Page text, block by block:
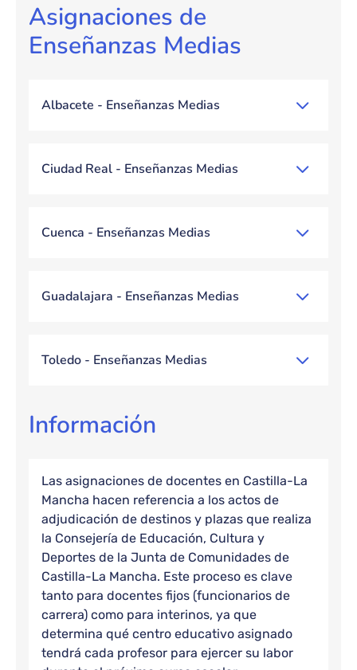
Asignaciones de
Enseñanzas Medias
Albacete - Enseñanzas Medias
Ciudad Real - Enseñanzas Medias
Cuenca - Enseñanzas Medias
Guadalajara - Enseñanzas Medias
Toledo - Enseñanzas Medias
Información
Las asignaciones de docentes en Castilla-La
Mancha hacen referencia a los actos de
adjudicación de destinos y plazas que realiza
la Consejería de Educación, Cultura y
Deportes de la Junta de Comunidades de
Castilla-La Mancha. Este proceso es clave
tanto para docentes fijos (funcionarios de
carrera) como para interinos, ya que
determina qué centro educativo asignado
tendrá cada profesor para ejercer su labor